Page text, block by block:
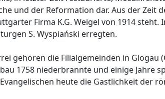
und der Reformation dar. Aus der
Firma K.G. Weigel von 1914 steht.
S. Wyspiański erregten.
gehören die Filialgemeinden in Glogau
1758 niederbrannte und einige Jahre
heute die Gastlichkeit der